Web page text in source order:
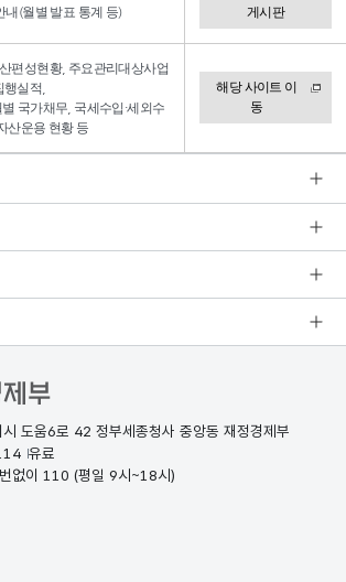
내(월별 발표 통계 등) 게시판
편성현황, 주요관리대상사업
행실적,
국가채무, 국세수입·세외수
산운용 현황 등
해당 사이트 이
동
도움6로 42 정부세종청사 중앙동 재정경제부
유료
없이 110 (평일 9시~18시)